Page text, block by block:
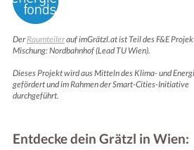
DerRaumteilerauf imGrätzl.at ist Teil des F&E
Mischung: Nordbahnhof (Lead TU Wien).
Dieses Projekt wird aus Mitteln des Klima- und
gefördert und im Rahmen der Smart-Cities-Initiative
durchgeführt.
Entdecke dein Grätzl in Wien: